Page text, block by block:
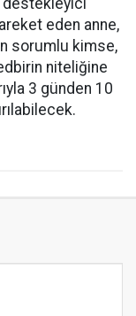
destekleyici
eden anne,
sorumlu kimse,
niteliğine
3 günden 10